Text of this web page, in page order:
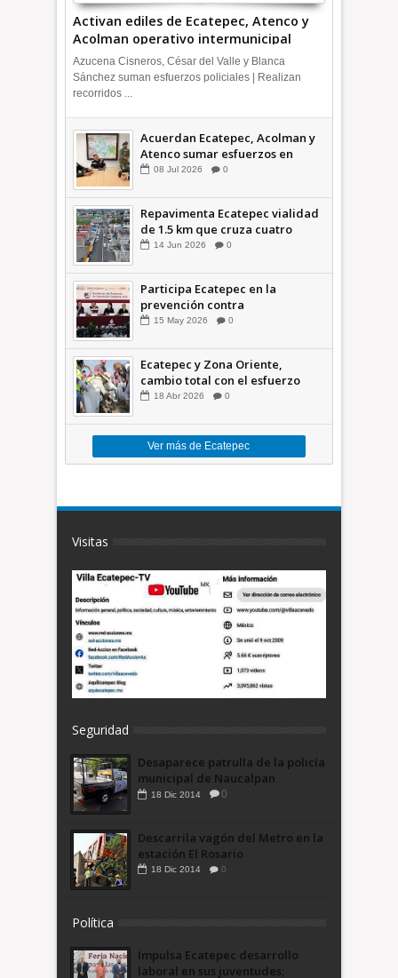
Activan ediles de Ecatepec, Atenco y
Acolman operativo intermunicipal
Azucena Cisneros, César del Valle y Blanca
Sánchez suman esfuerzos policiales | Realizan
recorridos ...
Acuerdan Ecatepec, Acolman y
Atenco sumar esfuerzos en
seguridad
08 Jul 2026 0
Repavimenta Ecatepec vialidad
de 1.5 km que cruza cuatro
comunidades +Video
14 Jun 2026 0
Participa Ecatepec en la
prevención contra
inundaciones en el Valle de
15 May 2026 0
Ecatepec y Zona Oriente,
cambio total con el esfuerzo
conjunto: Azucena; retiran 21
18 Abr 2026 0
Ver más de Ecatepec
Visitas
Seguridad
Desaparece patrulla de la policía
municipal de Naucalpan
18 Dic 2014 0
Descarrila vagón del Metro en la
estación El Rosario
18 Dic 2014 0
Política
Impulsa Ecatepec desarrollo
laboral en sus juventudes;